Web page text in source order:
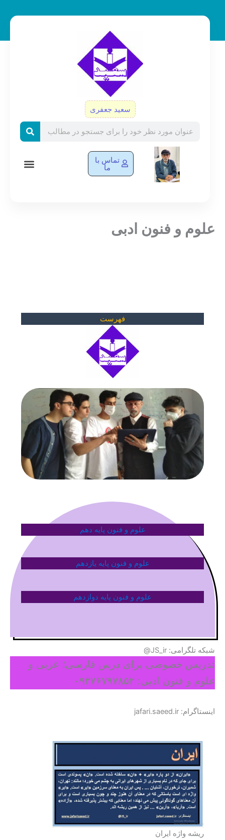
سعید جعفری
تماس با
ما
علوم و فنون ادبی
فهرست
علوم و فنون پایه دهم
علوم و فنون پایه یازدهم
علوم و فنون پایه دوازدهم
شبکه تلگرامی: JS_ir@
تدریس خصوصی برای درس فارسی؛ عربی و
علوم و فنون ادبی: ۰۹۳۷۶۷۹۷۸۵۲
اینستاگرام: jafari.saeed.ir
ریشه واژه ایران